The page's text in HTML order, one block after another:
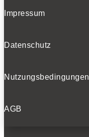
Impressum
Datenschutz
Nutzungsbedingungen
AGB